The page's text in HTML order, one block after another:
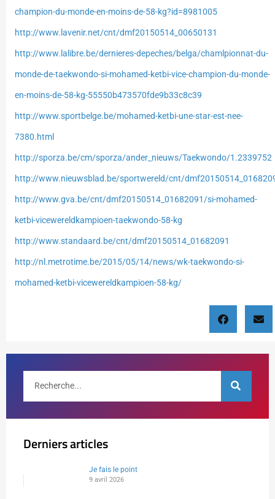
champion-du-monde-en-moins-de-58-kg?id=8981005
http://www.lavenir.net/cnt/dmf20150514_00650131
http://www.lalibre.be/dernieres-depeches/belga/chamlpionnat-du-
monde-de-taekwondo-si-mohamed-ketbi-vice-champion-du-monde-
en-moins-de-58-kg-55550b473570fde9b33c8c39
http://www.sportbelge.be/mohamed-ketbi-une-star-est-nee-
7380.html
http://sporza.be/cm/sporza/ander_nieuws/Taekwondo/1.2339752
http://www.nieuwsblad.be/sportwereld/cnt/
http://www.gva.be/cnt/dmf20150514_01682091/si-mohamed-
ketbi-vicewereldkampioen-taekwondo-58-kg
http://www.standaard.be/cnt/dmf20150514_01682091
http://nl.metrotime.be/2015/05/14/news/wk-taekwondo-si-
mohamed-ketbi-vicewereldkampioen-58-kg/
Derniers articles
Je fais le point
9 avril 2026